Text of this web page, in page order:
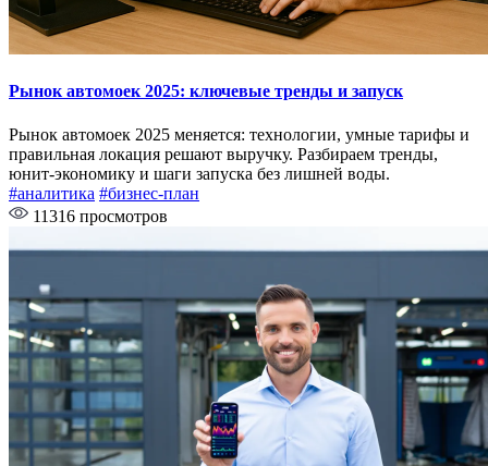
Рынок автомоек 2025: ключевые тренды и запуск
Рынок автомоек 2025 меняется: технологии, умные тарифы и
правильная локация решают выручку. Разбираем тренды,
юнит-экономику и шаги запуска без лишней воды.
#аналитика #бизнес-план
11316 просмотров